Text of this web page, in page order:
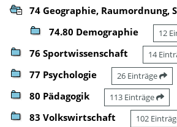
74 Geographie, Raumordnung,
74.80 Demographie 12
76 Sportwissenschaft 14
77 Psychologie 26 Einträge
80 Pädagogik 113 Einträge
83 Volkswirtschaft 102